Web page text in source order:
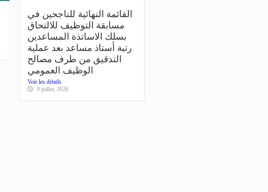
القائمة النهائية للناجحين في
مسابقة التوظيف للالتحاق
بسلك الاساتذة المساعدين
رتبة أستاذ مساعد بعد عملية
التدقيق من طرف مصالح
الوظيف العمومي
Voir les détails
9 juillet, 2026